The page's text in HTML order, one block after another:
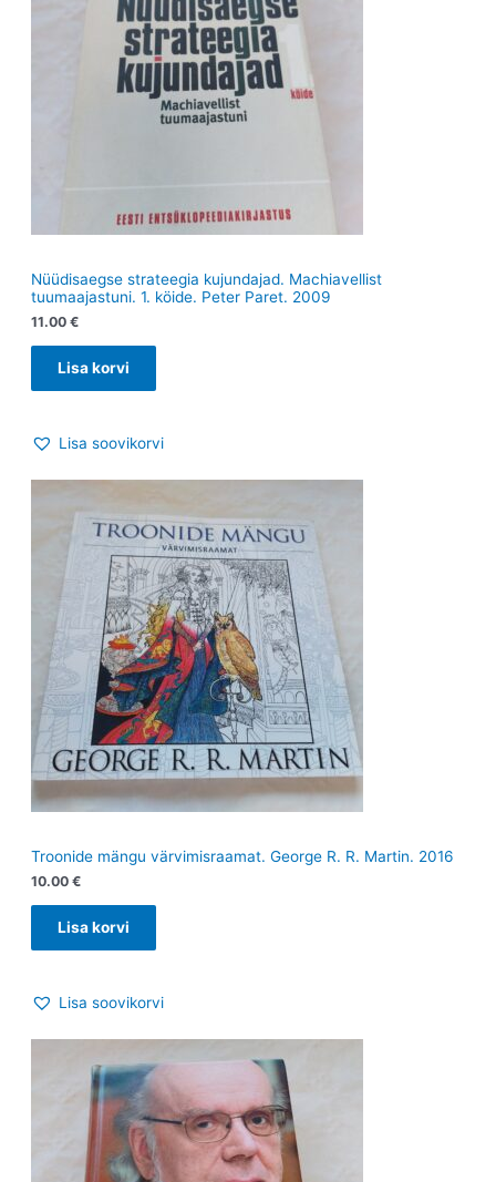
Nüüdisaegse strateegia kujundajad. Machiavellist
tuumaajastuni. 1. köide. Peter Paret. 2009
11.00 €
Lisa korvi
Lisa soovikorvi
Troonide mängu värvimisraamat. George R. R. Martin. 2016
10.00 €
Lisa korvi
Lisa soovikorvi